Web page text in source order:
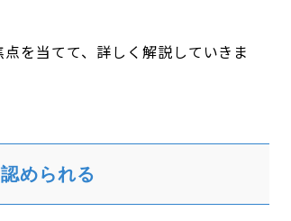
を当てて、詳しく解説していきま
められる